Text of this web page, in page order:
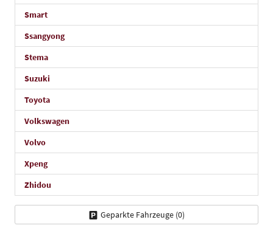
Smart
Ssangyong
Stema
Suzuki
Toyota
Volkswagen
Volvo
Xpeng
Zhidou
Geparkte Fahrzeuge (0)